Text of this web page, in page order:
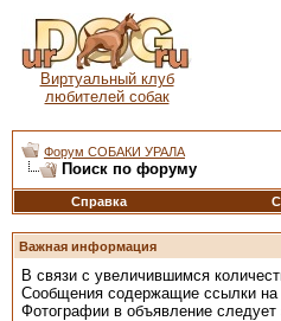
Виртуальный клуб
любителей собак
Форум СОБАКИ УРАЛА
Поиск по форуму
Справка
Важная информация
В связи с увеличившимся
Сообщения содержащие ссылки на
Фотографии в объявление